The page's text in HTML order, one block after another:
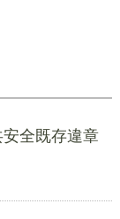
全既存違章